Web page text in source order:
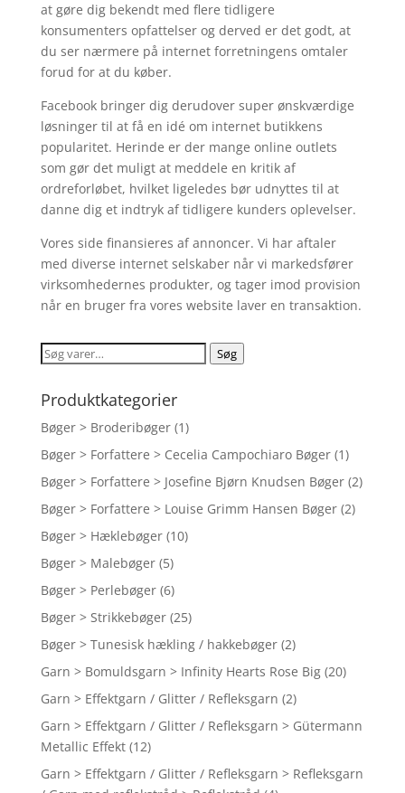
at gøre dig bekendt med flere tidligere
konsumenters opfattelser og derved er det godt, at
du ser nærmere på internet forretningens omtaler
forud for at du køber.
Facebook bringer dig derudover super ønskværdige
løsninger til at få en idé om internet butikkens
popularitet. Herinde er der mange online outlets
som gør det muligt at meddele en kritik af
ordreforløbet, hvilket ligeledes bør udnyttes til at
danne dig et indtryk af tidligere kunders oplevelser.
Vores side finansieres af annoncer. Vi har aftaler
med diverse internet selskaber når vi markedsfører
virksomhedernes produkter, og tager imod provision
når en bruger fra vores website laver en transaktion.
Søg
Søg
Produktkategorier
Bøger > Broderibøger (1)
Bøger > Forfattere > Cecelia Campochiaro Bøger (1)
Bøger > Forfattere > Josefine Bjørn Knudsen Bøger (2)
Bøger > Forfattere > Louise Grimm Hansen Bøger (2)
Bøger > Hæklebøger (10)
Bøger > Malebøger (5)
Bøger > Perlebøger (6)
Bøger > Strikkebøger (25)
Bøger > Tunesisk hækling / hakkebøger (2)
Garn > Bomuldsgarn > Infinity Hearts Rose Big (20)
Garn > Effektgarn / Glitter / Refleksgarn (2)
Garn > Effektgarn / Glitter / Refleksgarn > Gütermann
Metallic Effekt (12)
Garn > Effektgarn / Glitter / Refleksgarn > Refleksgarn